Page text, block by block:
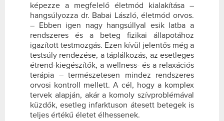
képezze a megfelelő életmód kialakítása –
hangsúlyozza dr. Babai László, életmód orvos.
– Ebben igen nagy hangsúllyal esik latba a
rendszeres és a beteg fizikai állapotához
igazított testmozgás. Ezen kívül jelentős még a
testsúly rendezése, a táplálkozás, az esetleges
étrend-kiegészítők, a wellness- és a relaxációs
terápia – természetesen mindez rendszeres
orvosi kontroll mellett. A cél, hogy a komplex
tervek alapján, akár a komoly szívproblémával
küzdők, esetleg infarktuson átesett betegek is
teljes értékű életet élhessenek.